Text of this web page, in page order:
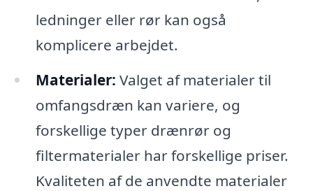
ledninger eller rør kan også
komplicere arbejdet.
Materialer: Valget af materialer til
omfangsdræn kan variere, og
forskellige typer drænrør og
filtermaterialer har forskellige priser.
Kvaliteten af de anvendte materialer